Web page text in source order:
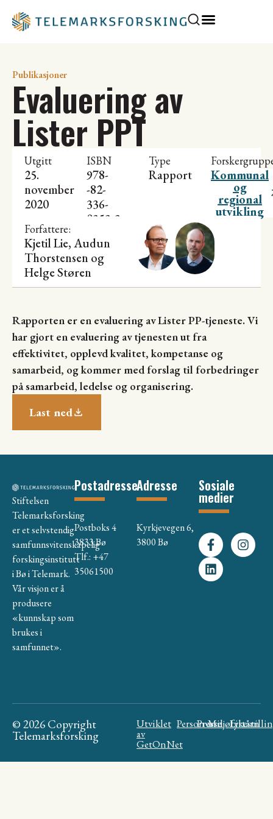
Publikasjoner
Evaluering av
Lister PPT
Utgitt
25.
november
2020
ISBN
978-
-82-
336-
0353-3
Type
Rapport Kommunal
og
regional
utvikling
Forfattere:
Kjetil Lie,Audun
Thorstensen og
Helge Støren
Rapporten er en evaluering av Lister PP-tjeneste. Vi
har gjort en evaluering av tjenesten ut fra
effektivitet, opplevd kvalitet, kompetanse og
samarbeid, og kommer med forslag til forbedringer
på samarbeid, ledelse og organisering.
Last ned
Stiftelsen
Telemarksforsking
er et selvstendig
samfunnsvitenskapelig
forskingsinstitutt
i Bø i Telemark.
Vår visjon er å
produsere
«kunnskap som
brukes i
samfunnet».
Postadresse
Postboks 4
3833 Bø
Tlf.: +47
35061500
Adresse
Kyrkjevegen 6,
3800 Bø
Sosiale
medier
© 2026 Copyright
Telemarksforsking
Utviklet
av
GetOnNet
Personvern
Presse
Miljøfyrtårn